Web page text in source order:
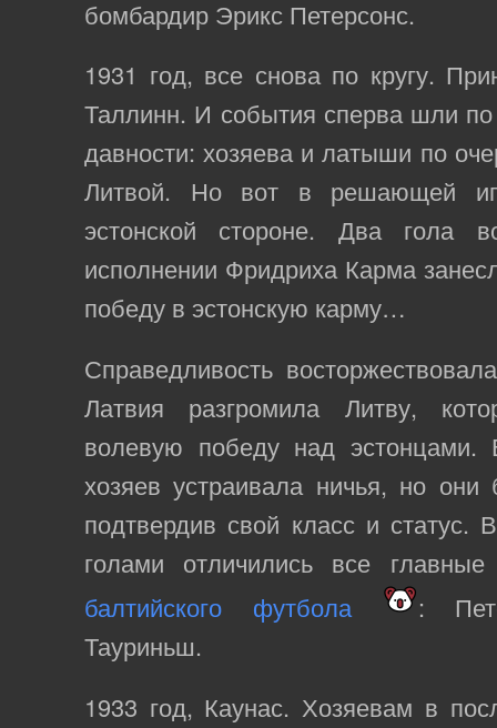
бомбардир Эрикс Петерсонс.
1931 год, все снова по кругу.
Таллинн. И события сперва шли по
давности: хозяева и латыши по
Литвой. Но вот в решающей
эстонской стороне. Два гола
исполнении Фридриха Карма
победу в эстонскую карму…
Справедливость
Латвия разгромила Литву,
волевую победу над
хозяев устраивала ничья, но они
подтвердив свой класс и статус.
голами отличились все
балтийского футбола
:
Тауриньш.
1933 год, Каунас. Хозяевам в